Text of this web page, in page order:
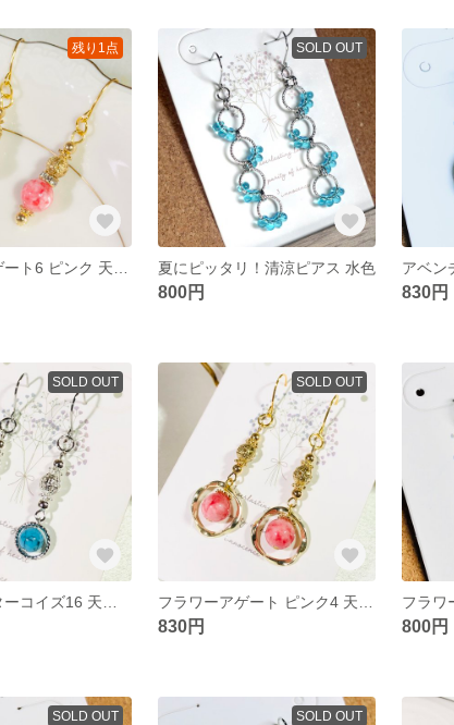
残り1点 SOLD OUT
夏にピッタリ！清涼ピアス 水色
800円 830円
SOLD OUT SOLD OUT
830円 800円
SOLD OUT SOLD OUT